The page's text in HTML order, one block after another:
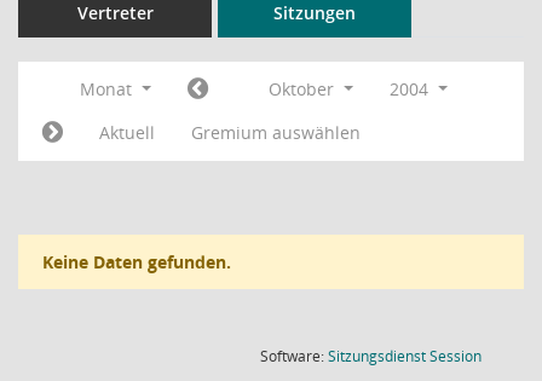
Vertreter Sitzungen
Monat Oktober
2004
Aktuell
Gremium auswählen
Keine Daten gefunden.
Software:SitzungsdienstSession(Wird in